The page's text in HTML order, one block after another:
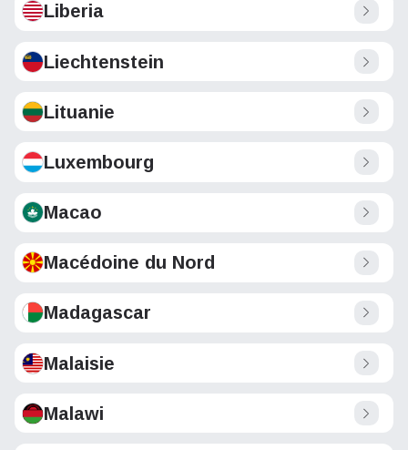
Liberia
Liechtenstein
Lituanie
Luxembourg
Macao
Macédoine du Nord
Madagascar
Malaisie
Malawi